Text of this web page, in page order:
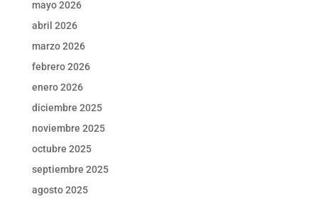
mayo 2026
abril 2026
marzo 2026
febrero 2026
enero 2026
diciembre 2025
noviembre 2025
octubre 2025
septiembre 2025
agosto 2025